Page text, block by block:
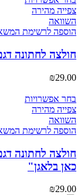
המוצר
מספר
ניתן
המוצר
צפייה מהירה
השוואה
הוספה לרשימת
חולצה לחתונה
₪29.00
בחר אפשרויות
מספר
ניתן
לבחור
צפייה מהירה
השוואה
הוספה לרשימת
כאן בלאגן"
₪29.00